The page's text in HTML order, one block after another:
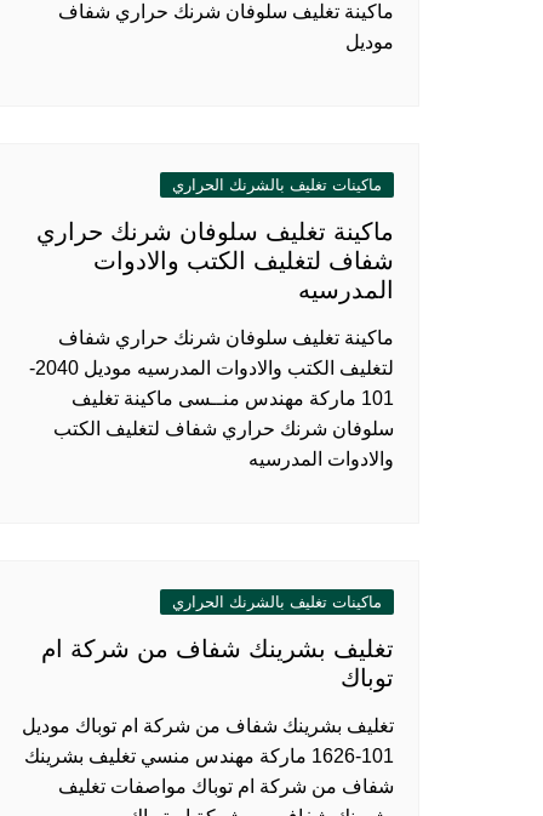
ماكينة تغليف سلوفان شرنك حراري شفاف
موديل
ماكينات تغليف بالشرنك الحراري
ماكينة تغليف سلوفان شرنك حراري
شفاف لتغليف الكتب والادوات
المدرسيه
ماكينة تغليف سلوفان شرنك حراري شفاف
لتغليف الكتب والادوات المدرسيه موديل 2040-
101 ماركة مهندس منــسى ماكينة تغليف
سلوفان شرنك حراري شفاف لتغليف الكتب
والادوات المدرسيه
ماكينات تغليف بالشرنك الحراري
تغليف بشرينك شفاف من شركة ام
توباك
تغليف بشرينك شفاف من شركة ام توباك موديل
101-1626 ماركة مهندس منسي تغليف بشرينك
شفاف من شركة ام توباك مواصفات تغليف